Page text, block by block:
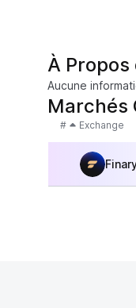
À Propos
Aucune
Marchés
# Exchange